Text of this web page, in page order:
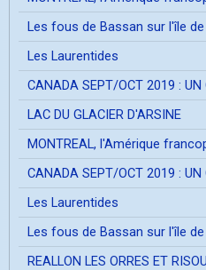
Les fous de Bassan sur l'île
Les Laurentides
CANADA SEPT/OCT 2019 : UN
LAC DU GLACIER D'ARSINE
MONTREAL, l'Amérique
CANADA SEPT/OCT 2019 : UN
Les Laurentides
Les fous de Bassan sur l'île
REALLON LES ORRES ET